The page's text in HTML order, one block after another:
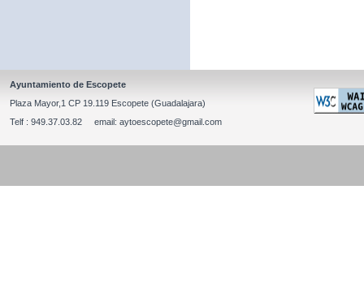
Ayuntamiento de Escopete
Plaza Mayor,1 CP 19.119 Escopete (Guadalajara)
Telf : 949.37.03.82 email: aytoescopete@gmail.com